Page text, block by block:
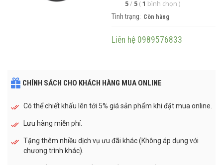
5/ 5 (1 bình chọn )
Tình trạng: Còn hàng
Liên hệ 0989576833
CHÍNH SÁCH CHO KHÁCH HÀNG MUA ONLINE
Có thể chiết khấu lên tới 5% giá sản phẩm khi đặt mua online.
Lưu hàng miễn phí.
Tặng thêm nhiều dịch vụ ưu đãi khác (Không áp dụng với
chương trình khác).